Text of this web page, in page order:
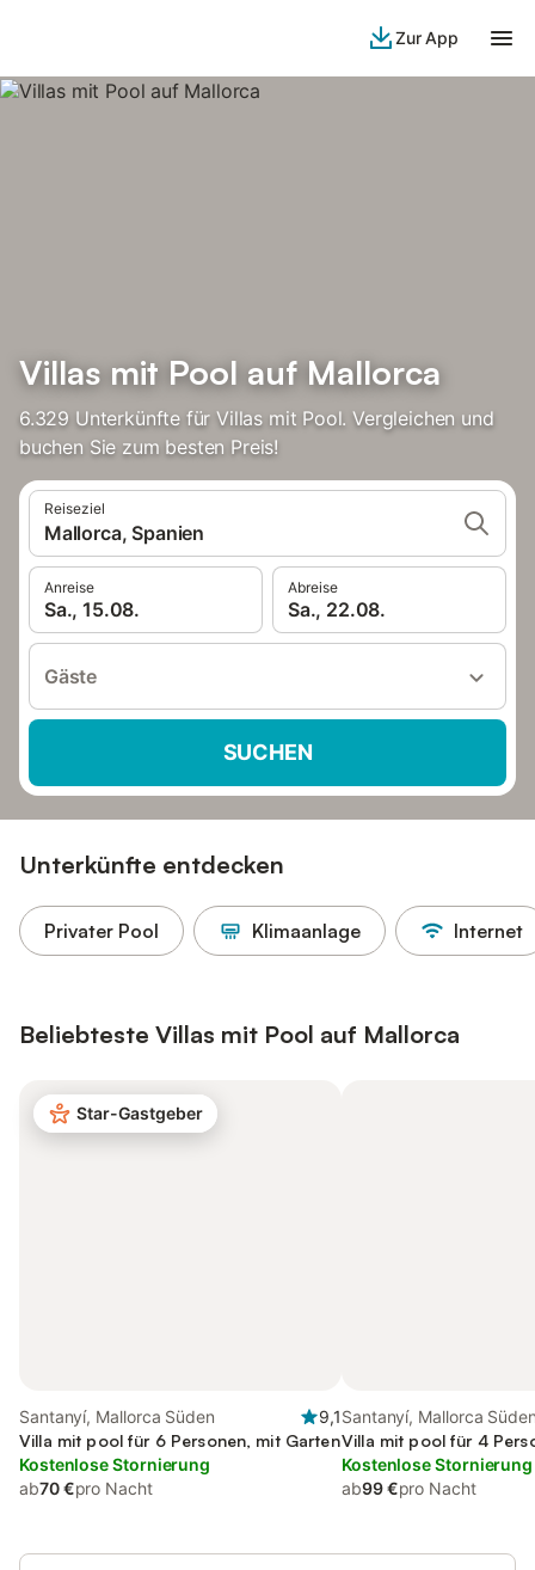
Zur App
Villas mit Pool auf Mallorca
6.329 Unterkünfte für Villas mit Pool. Vergleichen und
buchen Sie zum besten Preis!
Reiseziel
Mallorca, Spanien
Anreise
Sa., 15.08.
Abreise
Sa., 22.08.
Gäste
SUCHEN
Unterkünfte entdecken
Privater Pool Klimaanlage Internet
Beliebteste Villas mit Pool auf Mallorca
Star-Gastgeber
Santanyí, Mallorca Süden
9,1
Villa mit pool für 6 Personen, mit Garten
Kostenlose Stornierung
ab70 €pro Nacht
Santanyí, Mallorca
Villa mit pool für 4
Kostenlose Stornierung
ab99 €pro Nacht